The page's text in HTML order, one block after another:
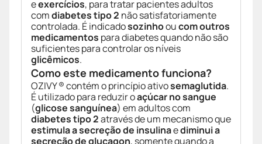
eexercícios, para tratar pacientes adultos
comdiabetes tipo 2 não satisfatoriamente
controlada. É indicadosozinhooucom outros
medicamentos para diabetes quando não são
suficientes para controlar os níveis
glicêmicos.
Como este medicamento funciona?
OZIVY ® contém o princípio ativosemaglutida.
É utilizado para reduzir oaçúcar no sangue
(glicose sanguínea) em adultos com
diabetes tipo 2através de um mecanismo que
estimula a secreção de insulinaediminui a
secreção de glucagon, somente quando a